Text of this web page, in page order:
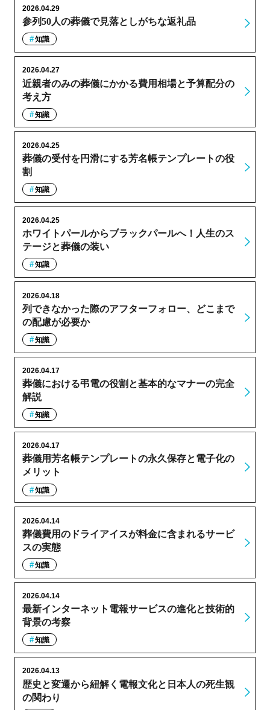
参列50人の葬儀で見落としがちな返礼品
2026.04.29
知識
近親者のみの葬儀にかかる費用相場と予算配分の
考え方
2026.04.27
知識
葬儀の受付を円滑にする芳名帳テンプレートの役
割
2026.04.25
知識
ホワイトパールからブラックパールへ！人生のス
テージと葬儀の装い
2026.04.25
知識
列できなかった際のアフターフォロー、どこまで
の配慮が必要か
2026.04.18
知識
葬儀における弔電の役割と基本的なマナーの完全
解説
2026.04.17
知識
葬儀用芳名帳テンプレートの永久保存と電子化の
メリット
2026.04.17
知識
葬儀費用のドライアイスが料金に含まれるサービ
スの実態
2026.04.14
知識
最新インターネット電報サービスの進化と技術的
背景の考察
2026.04.14
知識
歴史と変遷から紐解く電報文化と日本人の死生観
の関わり
2026.04.13